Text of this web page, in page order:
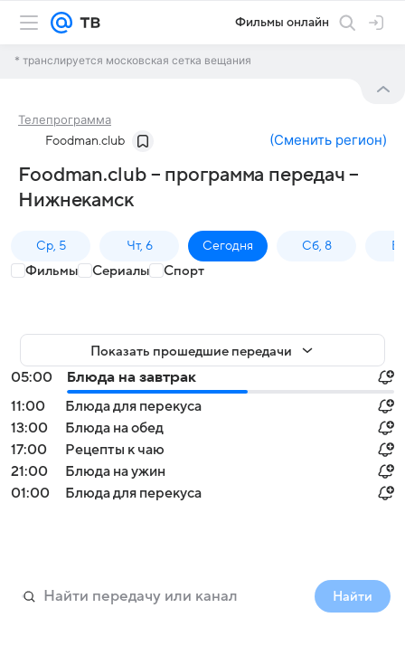
Фильмы онлайн
* транслируется московская сетка вещания
Телепрограмма
Foodman.club (Сменить регион)
Foodman.club – программа передач –
Нижнекамск
Ср, 5 Чт, 6 Сегодня Сб, 8
Фильмы Сериалы Спорт
Показать прошедшие передачи
05:00
Блюда на завтрак
11:00
Блюда для перекуса
13:00
Блюда на обед
17:00
Рецепты к чаю
21:00
Блюда на ужин
01:00
Блюда для перекуса
Найти